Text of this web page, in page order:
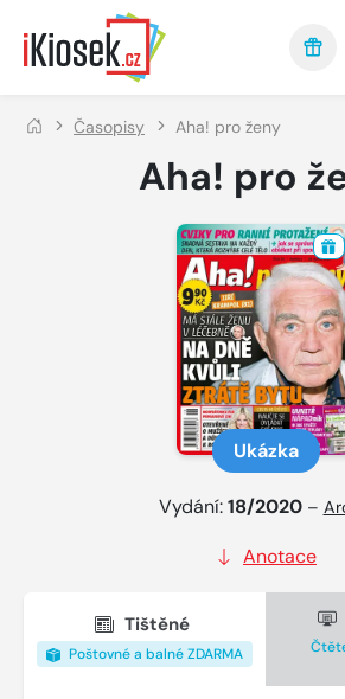
Přejít na hlavní obsah
Časopisy Aha! pro ženy
Aha! pro
Ukázka
Vydání:18/2020 –
Anotace
Tištěné
Poštovné a balné ZDARMA